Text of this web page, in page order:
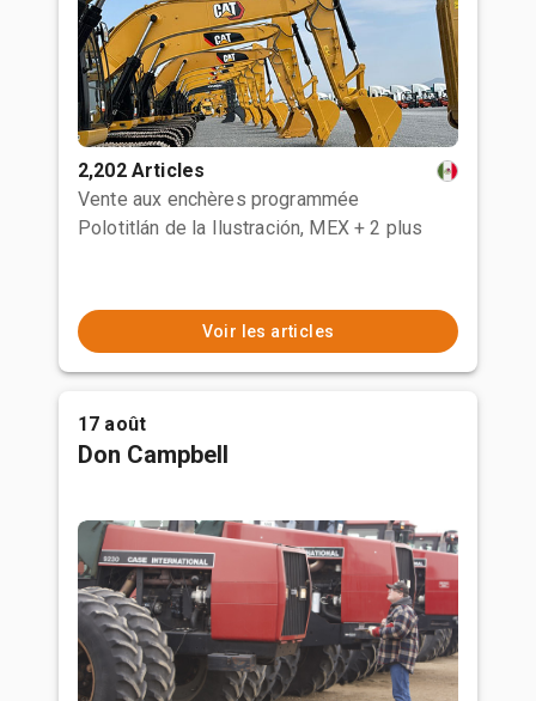
2,202 Articles
Vente aux enchères programmée
Polotitlán de la Ilustración, MEX + 2 plus
Voir les articles
17 août
Don Campbell